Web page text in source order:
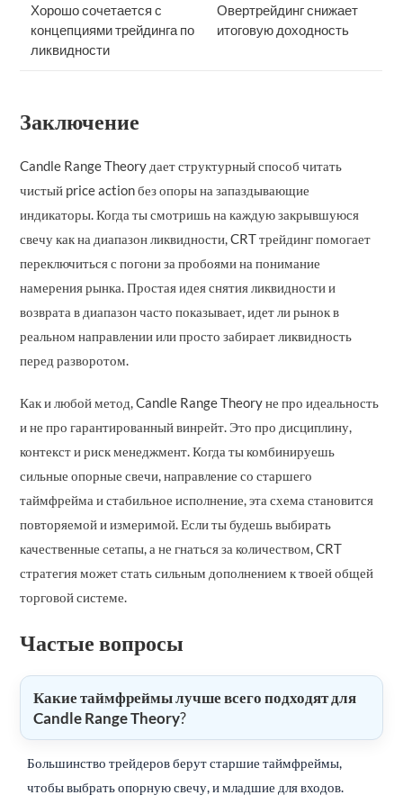
Хорошо сочетается с
концепциями трейдинга по
ликвидности
Овертрейдинг снижает
итоговую доходность
Заключение
Candle Range Theory дает структурный способ читать
чистый price action без опоры на запаздывающие
индикаторы. Когда ты смотришь на каждую закрывшуюся
свечу как на диапазон ликвидности, CRT трейдинг помогает
переключиться с погони за пробоями на понимание
намерения рынка. Простая идея снятия ликвидности и
возврата в диапазон часто показывает, идет ли рынок в
реальном направлении или просто забирает ликвидность
перед разворотом.
Как и любой метод, Candle Range Theory не про идеальность
и не про гарантированный винрейт. Это про дисциплину,
контекст и риск менеджмент. Когда ты комбинируешь
сильные опорные свечи, направление со старшего
таймфрейма и стабильное исполнение, эта схема становится
повторяемой и измеримой. Если ты будешь выбирать
качественные сетапы, а не гнаться за количеством, CRT
стратегия может стать сильным дополнением к твоей общей
торговой системе.
Частые вопросы
Какие таймфреймы лучше всего подходят для
Candle Range Theory?
Большинство трейдеров берут старшие таймфреймы,
чтобы выбрать опорную свечу, и младшие для входов.